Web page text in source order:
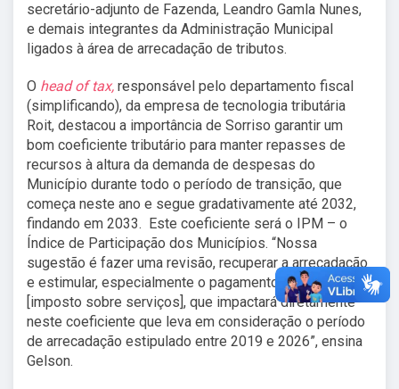
secretário-adjunto de Fazenda, Leandro Gamla Nunes,
e demais integrantes da Administração Municipal
ligados à área de arrecadação de tributos.
O head of tax, responsável pelo departamento fiscal
(simplificando), da empresa de tecnologia tributária
Roit, destacou a importância de Sorriso garantir um
bom coeficiente tributário para manter repasses de
recursos à altura da demanda de despesas do
Município durante todo o período de transição, que
começa neste ano e segue gradativamente até 2032,
findando em 2033. Este coeficiente será o IPM – o
Índice de Participação dos Municípios. “Nossa
sugestão é fazer uma revisão, recuperar a arrecadação
e estimular, especialmente o pagamento do ISS
[imposto sobre serviços], que impactará diretamente
neste coeficiente que leva em consideração o período
de arrecadação estipulado entre 2019 e 2026”, ensina
Gelson.